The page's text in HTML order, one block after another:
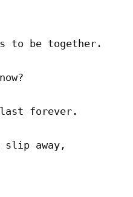
to be together.
last forever.
slip away,